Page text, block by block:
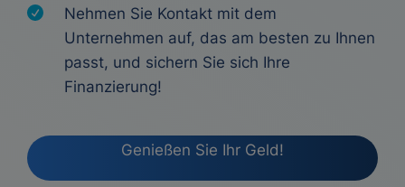
Nehmen Sie Kontakt mit dem
Unternehmen auf, das am besten zu Ihnen
passt, und sichern Sie sich Ihre
Finanzierung!
Genießen Sie Ihr Geld!